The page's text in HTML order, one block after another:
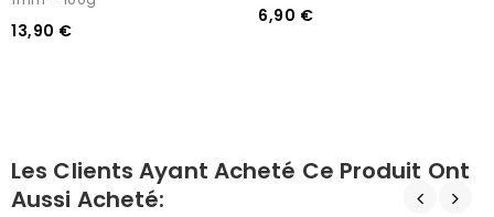
13,90 €
6,90 €
Les Clients Ayant Acheté Ce Produit Ont
Aussi Acheté: